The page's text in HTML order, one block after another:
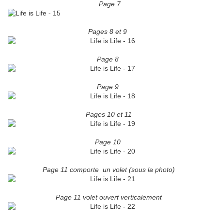
Page 7
Pages 8 et 9
Page 8
Page 9
Pages 10 et 11
Page 10
Page 11 comporte un volet (sous la photo)
Page 11 volet ouvert verticalement